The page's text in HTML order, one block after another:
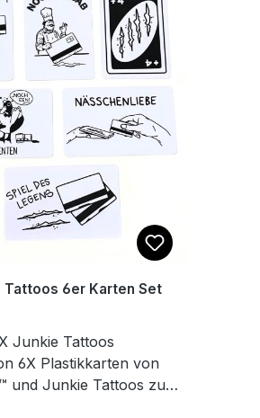
und jede EskalationDas
m groß und trägt
Tattoos 6er Karten Set
Junkie Tattoos
6X Plastikkarten von
und Junkie Tattoos zum